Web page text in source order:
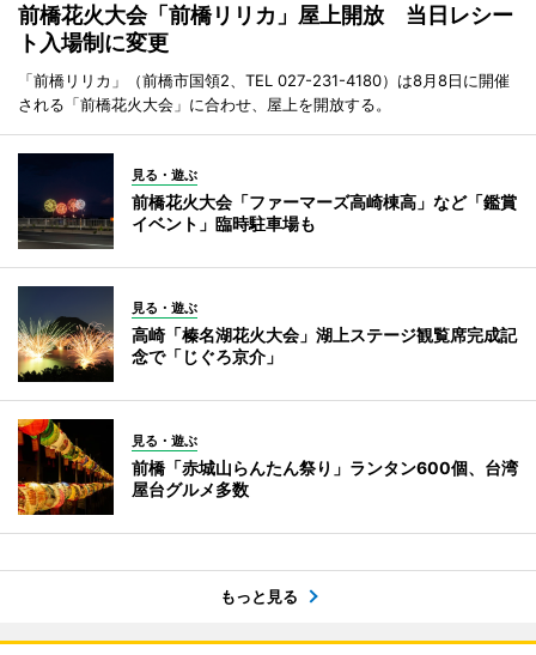
前橋花火大会「前橋リリカ」屋上開放 当日レシー
ト入場制に変更
「前橋リリカ」（前橋市国領2、TEL 027-231-4180）は8月8日に開催
される「前橋花火大会」に合わせ、屋上を開放する。
見る・遊ぶ
前橋花火大会「ファーマーズ高崎棟高」など「鑑賞
イベント」臨時駐車場も
見る・遊ぶ
高崎「榛名湖花火大会」湖上ステージ観覧席完成記
念で「じぐろ京介」
見る・遊ぶ
前橋「赤城山らんたん祭り」ランタン600個、台湾
屋台グルメ多数
もっと見る